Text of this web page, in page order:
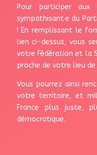
Pour participer aux
sympathisant·e du
! En remplissant le
lien ci-dessus, vous
votre Fédération et la
proche de votre lieu de
Vous pourrez ainsi
votre territoire, et
France plus juste,
démocratique.